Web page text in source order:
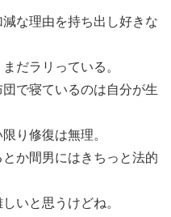
な理由を持ち出し好きな
だラリっている。
で寝ているのは自分が生
り修復は無理。
か間男にはきちっと法的
いと思うけどね。